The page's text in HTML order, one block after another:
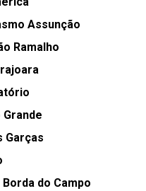
Assunção
Ramalho
Grande
Garças
Borda do Campo